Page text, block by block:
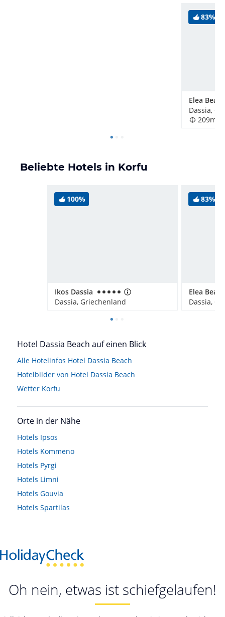
83%
Elea
Dassia,
209m
Beliebte Hotels in Korfu
100%
Ikos Dassia
Dassia, Griechenland
83%
Elea
Dassia,
Hotel Dassia Beach auf einen Blick
Alle Hotelinfos Hotel Dassia Beach
Hotelbilder von Hotel Dassia Beach
Wetter Korfu
Orte in der Nähe
Hotels Ipsos
Hotels Kommeno
Hotels Pyrgi
Hotels Limni
Hotels Gouvia
Hotels Spartilas
Oh nein, etwas ist schiefgelaufen!